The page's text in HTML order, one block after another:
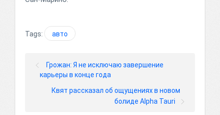
Tags: авто
Грожан: Я не исключаю завершение
карьеры в конце года
Квят рассказал об ощущениях в новом
болиде Alpha Tauri